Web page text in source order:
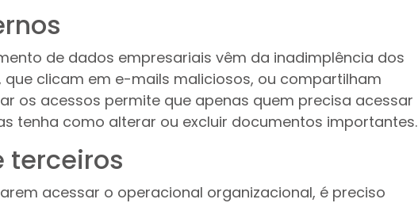
de dados empresariais vêm da inadimplência dos
clicam em e-mails maliciosos, ou compartilham
os acessos permite que apenas quem precisa acessar
tenha como alterar ou excluir documentos importantes.
terceiros
acessar o operacional organizacional, é preciso